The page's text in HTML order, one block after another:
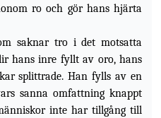
ro och gör hans hjärta
saknar tro i det motsatta
hans inre fyllt av oro, hans
splittrade. Han fylls av en
sanna omfattning knappt
inte har tillgång till